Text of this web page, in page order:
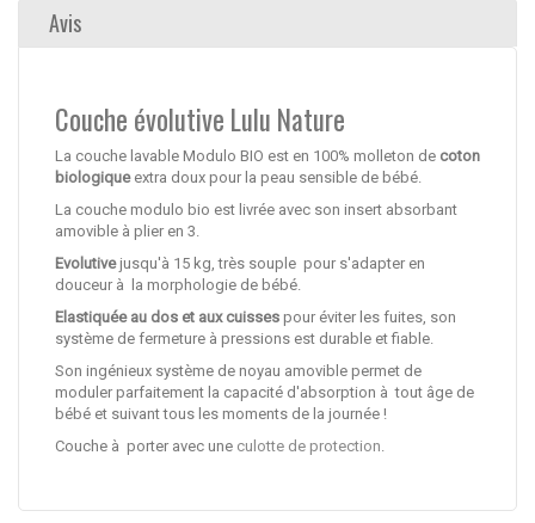
Avis
Couche évolutive Lulu Nature
La couche lavable Modulo BIO est en 100% molleton de coton
biologiqueextra doux pour la peau sensible de bébé.
La couche modulo bio est livrée avec son insert absorbant
amovible à plier en 3.
Evolutivejusqu'à 15 kg, très souple pour s'adapter en
douceur à la morphologie de bébé.
Elastiquée au dos et aux cuisses pour éviter les fuites, son
système de fermeture à pressions est durable et fiable.
Son ingénieux système de noyau amovible permet de
moduler parfaitement la capacité d'absorption à tout âge de
bébé et suivant tous les moments de la journée !
Couche à porter avec une culotte de protection.